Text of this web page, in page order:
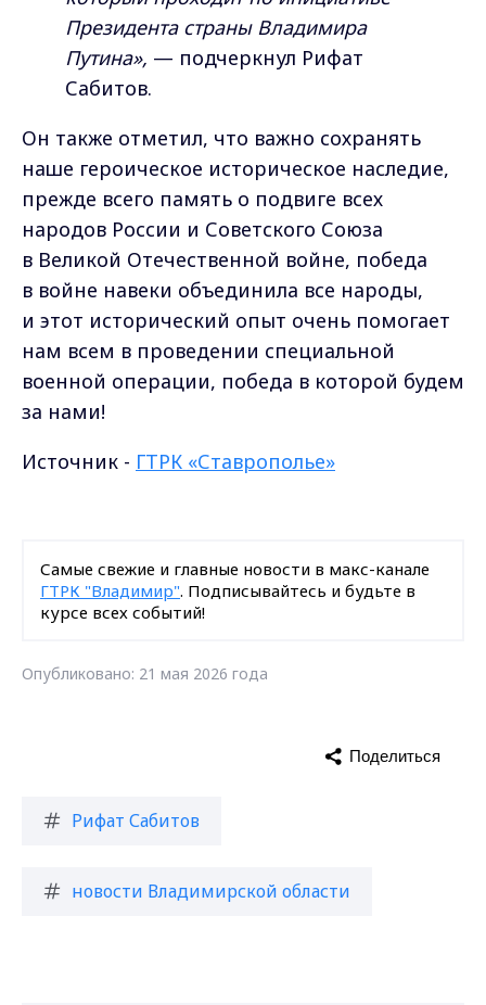
Президента страны Владимира
Путина», — подчеркнул Рифат
Сабитов.
Он также отметил, что важно сохранять
наше героическое историческое наследие,
прежде всего память о подвиге всех
народов России и Советского Союза
в Великой Отечественной войне, победа
в войне навеки объединила все народы,
и этот исторический опыт очень помогает
нам всем в проведении специальной
военной операции, победа в которой будем
за нами!
Источник - ГТРК «Ставрополье»
Самые свежие и главные новости в макс-канале
ГТРК "Владимир". Подписывайтесь и будьте в
курсе всех событий!
Опубликовано: 21 мая 2026 года
Рифат Сабитов
новости Владимирской области
Поделиться